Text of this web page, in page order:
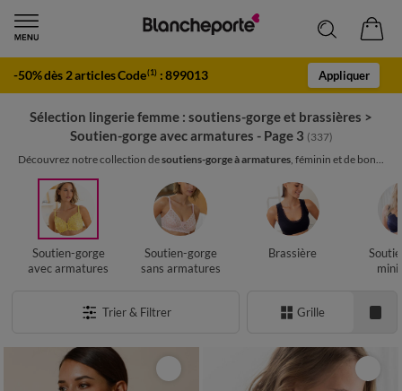
-50% dès 2 articles Code(1) :899013 Appliquer
Sélection lingerie femme : soutiens-gorge et brassières >
Soutien-gorge avec armatures - Page 3 (337)
Découvrez notre collection desoutiens-gorge à armatures, féminin et de bon...
Soutien-gorge
avec armatures
Soutien-gorge
sans armatures
Brassière
Trier & Filtrer Grille